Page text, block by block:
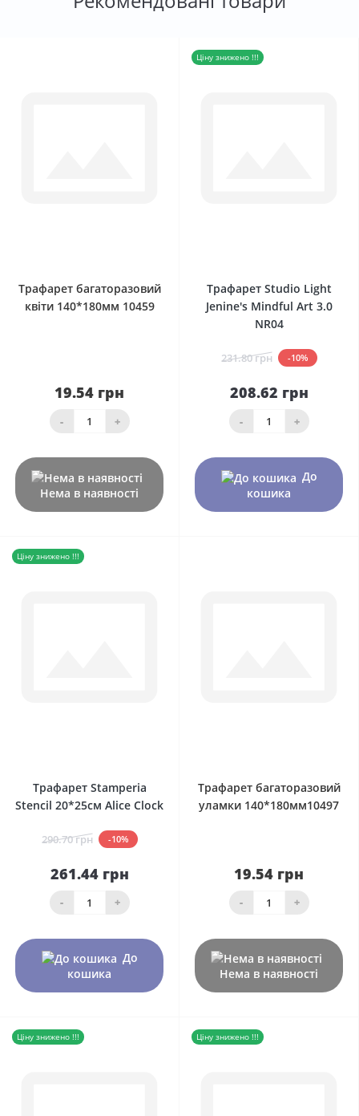
Трафарет багаторазовий
квіти 140*180мм 10459
19.54 грн
- +
Нема в наявності
Ціну знижено !!!
Трафарет Studio Light
Jenine's Mindful Art 3.0
NR04
231.80 грн -10%
208.62 грн
- +
До
кошика
Ціну знижено !!!
Трафарет Stamperia
Stencil 20*25см Alice Clock
290.70 грн -10%
261.44 грн
- +
До
кошика
Трафарет багаторазовий
уламки 140*180мм10497
19.54 грн
- +
Нема в наявності
Ціну знижено !!! Ціну знижено !!!